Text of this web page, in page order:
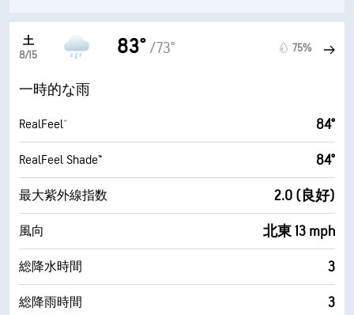
土
8/15
83° /73° 75%
一時的な雨
RealFeel® 84°
RealFeel Shade™ 84°
最大紫外線指数 2.0 (良好)
風向 北東 13 mph
総降水時間 3
総降雨時間 3